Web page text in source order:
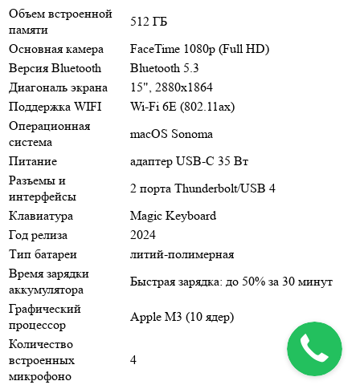
Объем встроенной
памяти
512 ГБ
Основная камера
FaceTime 1080p (Full HD)
Версия Bluetooth
Bluetooth 5.3
Диагональ экрана
15", 2880x1864
Поддержка WIFI
Wi-Fi 6E (802.11ax)
Операционная
система
macOS Sonoma
Питание
адаптер USB-C 35 Вт
Разъемы и
интерфейсы
2 порта Thunderbolt/USB 4
Клавиатура
Magic Keyboard
Год релиза
2024
Тип батареи
литий-полимерная
Время зарядки
аккумулятора
Быстрая зарядка: до 50% за 30 минут
Графический
процессор
Apple M3 (10 ядер)
Количество
встроенных
микрофоно
4